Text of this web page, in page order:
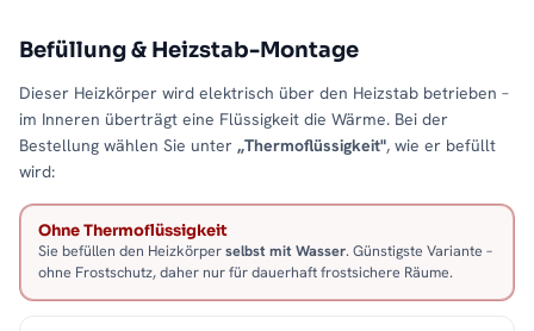
Befüllung & Heizstab-Montage
Dieser Heizkörper wird elektrisch über den Heizstab betrieben –
im Inneren überträgt eine Flüssigkeit die Wärme. Bei der
Bestellung wählen Sie unter „Thermoflüssigkeit", wie er befüllt
wird:
Ohne Thermoflüssigkeit
Sie befüllen den Heizkörperselbst mit Wasser. Günstigste Variante –
ohne Frostschutz, daher nur für dauerhaft frostsichere Räume.